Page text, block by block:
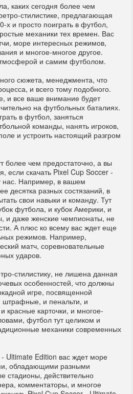
каких сегодня более чем
стилистике, предлагающая
х и просто поиграть в футбол,
механики тех времен. Вас
море интересных режимов,
и многое-многое другое.
и самим футболом.
сюжета, менеджмента, что
и всего тому подобного.
и все ваше внимание будет
на футбольных баталиях.
в футбол, заняться
команды, нанять игроков,
и устроить настоящий разгром
более чем предостаточно, а вы
если скачать Pixel Cup Soccer -
нас. Например, в вашем
десятка разных состязаний, в
свои навыки и команду. Тут
футбола, и кубок Америки, и
и даже женские чемпионаты, не
А плюс ко всему вас ждет еще
режимов. Например,
матч, соревновательные
ударов.
стилистику, не лишена данная
особенностей, что должны
игре, посвященной
штрафные, и пенальти, и
красные карточки, и многое-
футбол тут целиком и
механики современных
Ultimate Edition вас ждет море
обладающими разными
стадионы, действительно
комментаторы, и многое